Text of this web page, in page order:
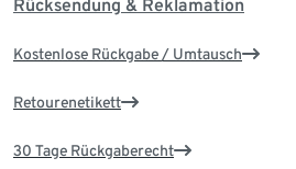
Rücksendung & Reklamation
Kostenlose Rückgabe / Umtausch
Retourenetikett
30 Tage Rückgaberecht